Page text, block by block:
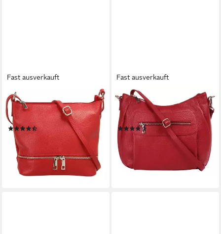
Fast ausverkauft
CLUTY
Umhängetasche, echt Leder,
Made in Italy
(391)
36,95 € UVP59,90 €
-38%
lieferbar - in 1-2 Werktagen bei dir
Fast ausverkauft
SAMANTHA LOOK
Umhängetasche, echt Leder,
Made in Italy
(19)
69,95 €
lieferbar - in 1-2 Werktagen bei dir